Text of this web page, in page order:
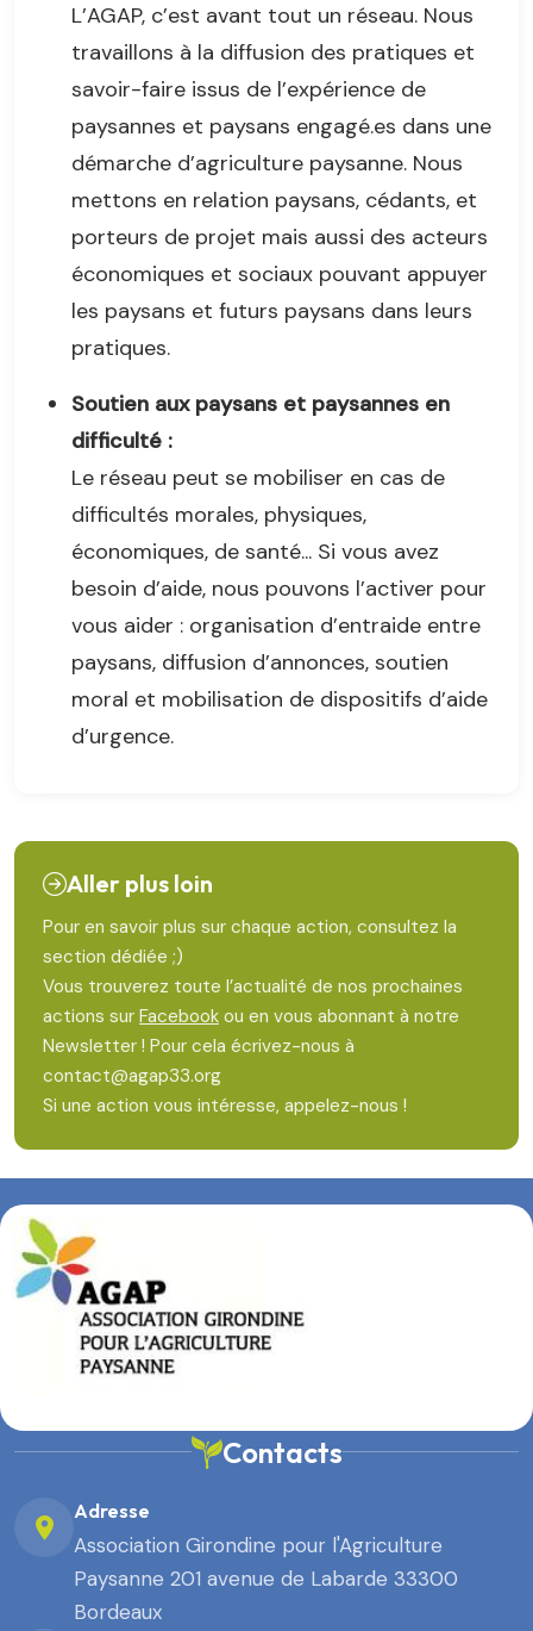
L’AGAP, c’est avant tout un réseau. Nous
travaillons à la diffusion des pratiques et
savoir-faire issus de l’expérience de
paysannes et paysans engagé.es dans une
démarche d’agriculture paysanne. Nous
mettons en relation paysans, cédants, et
porteurs de projet mais aussi des acteurs
économiques et sociaux pouvant appuyer
les paysans et futurs paysans dans leurs
pratiques.
Soutien aux paysans et paysannes en
difficulté :
Le réseau peut se mobiliser en cas de
difficultés morales, physiques,
économiques, de santé... Si vous avez
besoin d’aide, nous pouvons l’activer pour
vous aider : organisation d’entraide entre
paysans, diffusion d’annonces, soutien
moral et mobilisation de dispositifs d’aide
d’urgence.
Aller plus loin
Pour en savoir plus sur chaque action, consultez la
section dédiée ;)
Vous trouverez toute l’actualité de nos prochaines
actions sur Facebook ou en vous abonnant à notre
Newsletter ! Pour cela écrivez-nous à
contact@agap33.org
Si une action vous intéresse, appelez-nous !
Contacts
Adresse
Association Girondine pour l'Agriculture
Paysanne 201 avenue de Labarde 33300
Bordeaux